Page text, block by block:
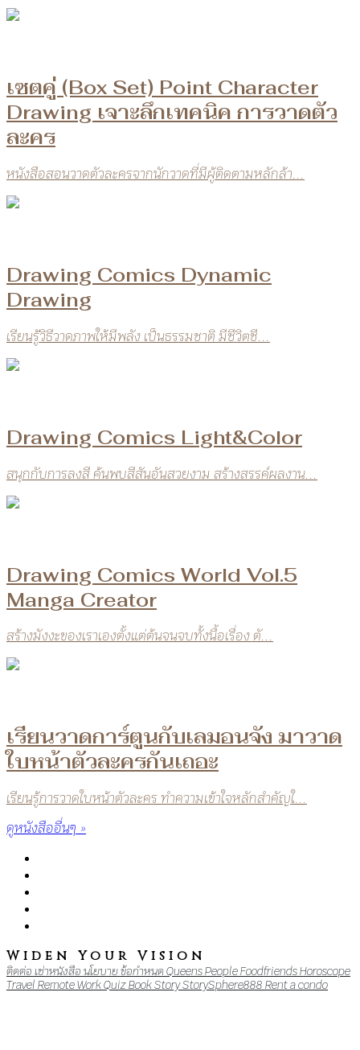
เซตคู่ (Box Set) Point Character
Drawing เจาะลึกเทคนิค การวาดตัว
ละคร
หนังสือสอนวาดตัวละครจากนักวาดที่มีผู้ติดตามหลักล้า...
Drawing Comics Dynamic
Drawing
เรียนรู้วิธีวาดภาพให้มีพลัง เป็นธรรมชาติ มีชีวิตชี...
Drawing Comics Light&Color
สนุกกับการลงสี ค้นพบสีสันอันสวยงาม สร้างสรรค์ผลงาน...
Drawing Comics World Vol.5
Manga Creator
สร้างมังงะของเราเองตั้งแต่ต้นจนจบทั้งนื้อเรื่อง ตั...
เรียนวาดการ์ตูนกับเลมอนจัง มาวาด
ใบหน้าตัวละครกันเถอะ
เรียนรู้การวาดใบหน้าตัวละคร ทำความเข้าใจหลักสำคัญใ...
ดูหนังสืออื่นๆ »
Widen Your Vision
ติดต่อ เช่าหนังสือ นโยบายข้อกำหนดQueensPeopleFoodfriendsHoroscope
Travel Remote WorkQuizBookStoryStorySphere888 Rent a condo